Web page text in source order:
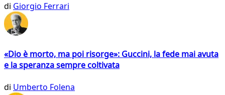
di Giorgio Ferrari
«Dio è morto, ma poi risorge»: Guccini, la fede mai avuta
e la speranza sempre coltivata
di Umberto Folena